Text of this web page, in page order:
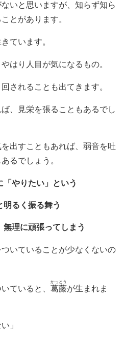
いと思いますが、知らず知ら
とがあります。
ています。
はり人目が気になるもの。
されることも出てきます。
、見栄を張ることもあるでし
出すこともあれば、弱音を吐
るでしょう。
やりたい」という
明るく振る舞う
無理に頑張ってしまう
いていることが少なくないの
ていると、 葛藤
かっとう
が生まれま
」